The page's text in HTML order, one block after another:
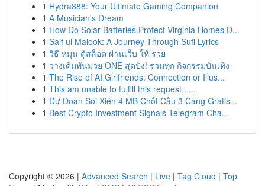
1 Hydra888: Your Ultimate Gaming Companion
1 A Musician's Dream
1 How Do Solar Batteries Protect Virginia Homes D...
1 Saif ul Malook: A Journey Through Sufi Lyrics
1 วิธี หมุน ตู้สล็อต ผ่านเว็บ ให้ รวย
1 วางเดิมพันมวย ONE สุดปัง! รวมทุก กิจกรรมบันเทิง
1 The Rise of AI Girlfriends: Connection or Illus...
1 This am unable to fulfill this request . ...
1 Dự Đoán Soi Xiên 4 MB Chốt Cầu 3 Càng Gratis...
1 Best Crypto Investment Signals Telegram Cha...
Copyright © 2026 | Advanced Search | Live | Tag Cloud | Top